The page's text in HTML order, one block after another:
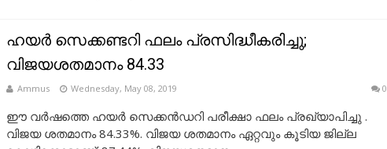
ഹയര്‍ സെക്കണ്ടറി ഫലം പ്രസിദ്ധീകരിച്ചു;
വിജയശതമാനം 84.33
Ammus Wednesday, May 08, 2019 0
ഈ വർഷത്തെ ഹയർ സെക്കൻഡറി പരീക്ഷാ ഫലം പ്രഖ്യാപിച്ചു .
വിജയ ശതമാനം 84.33%. വിജയ ശതമാനം ഏറ്റവും കൂടിയ ജില്ല